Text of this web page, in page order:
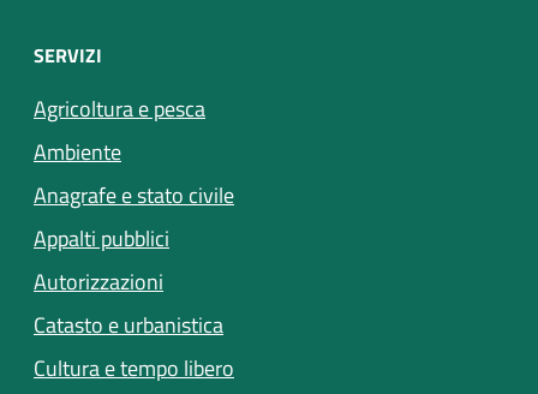
SERVIZI
Agricoltura e pesca
Ambiente
Anagrafe e stato civile
Appalti pubblici
Autorizzazioni
Catasto e urbanistica
Cultura e tempo libero